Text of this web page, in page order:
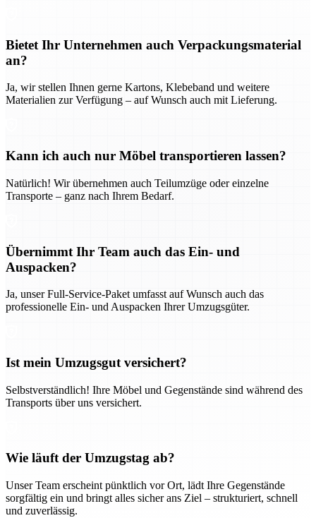
Bietet Ihr Unternehmen auch Verpackungsmaterial
an?
Ja, wir stellen Ihnen gerne Kartons, Klebeband und weitere
Materialien zur Verfügung – auf Wunsch auch mit Lieferung.
Kann ich auch nur Möbel transportieren lassen?
Natürlich! Wir übernehmen auch Teilumzüge oder einzelne
Transporte – ganz nach Ihrem Bedarf.
Übernimmt Ihr Team auch das Ein- und
Auspacken?
Ja, unser Full-Service-Paket umfasst auf Wunsch auch das
professionelle Ein- und Auspacken Ihrer Umzugsgüter.
Ist mein Umzugsgut versichert?
Selbstverständlich! Ihre Möbel und Gegenstände sind während des
Transports über uns versichert.
Wie läuft der Umzugstag ab?
Unser Team erscheint pünktlich vor Ort, lädt Ihre Gegenstände
sorgfältig ein und bringt alles sicher ans Ziel – strukturiert, schnell
und zuverlässig.